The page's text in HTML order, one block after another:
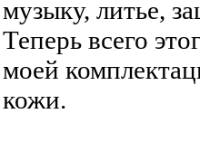
музыку, литье,
Теперь всего
моей
кожи.